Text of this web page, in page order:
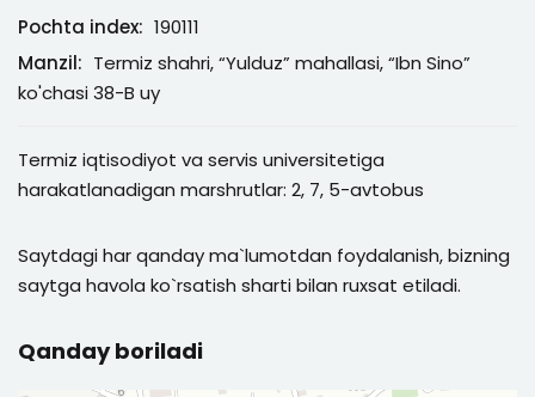
Pochta index: 190111
Manzil: Termiz shahri, “Yulduz” mahallasi, “Ibn Sino”
ko'chasi 38-B uy
Termiz iqtisodiyot va servis universitetiga
harakatlanadigan marshrutlar: 2, 7, 5-avtobus
Saytdagi har qanday ma`lumotdan foydalanish, bizning
saytga havola ko`rsatish sharti bilan ruxsat etiladi.
Qanday boriladi